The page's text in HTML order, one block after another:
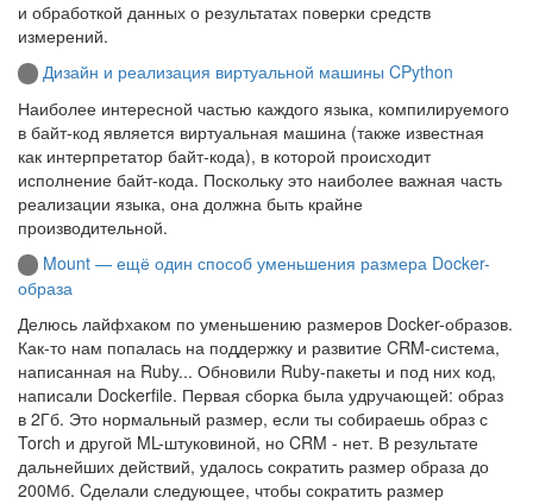
и обработкой данных о результатах поверки средств
измерений.
Дизайн и реализация виртуальной машины CPython
Наиболее интересной частью каждого языка, компилируемого
в байт‑код является виртуальная машина (также известная
как интерпретатор байт‑кода), в которой происходит
исполнение байт‑кода. Поскольку это наиболее важная часть
реализации языка, она должна быть крайне
производительной.
Mount — ещё один способ уменьшения размера Docker-
образа
Делюсь лайфхаком по уменьшению размеров Docker-образов.
Как-то нам попалась на поддержку и развитие CRM-система,
написанная на Ruby... Обновили Ruby-пакеты и под них код,
написали Dockerfile. Первая сборка была удручающей: образ
в 2Гб. Это нормальный размер, если ты собираешь образ с
Torch и другой ML-штуковиной, но CRM - нет. В результате
дальнейших действий, удалось сократить размер образа до
200Мб. Cделали следующее, чтобы сократить размер